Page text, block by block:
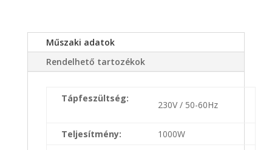
Műszaki adatok
Rendelhető tartozékok
Tápfeszültség:
230V / 50-60Hz
Teljesítmény:
1000W